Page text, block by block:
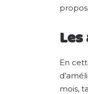
En
mois,